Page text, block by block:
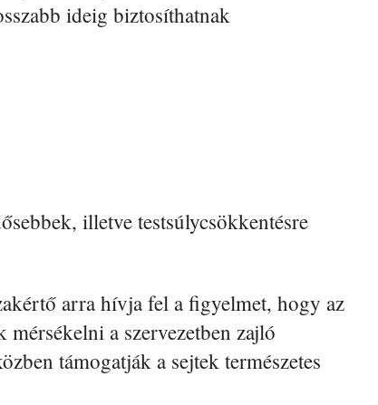
ideig biztosíthatnak
illetve testsúlycsökkentésre
arra hívja fel a figyelmet, hogy az
mérsékelni a szervezetben zajló
támogatják a sejtek természetes